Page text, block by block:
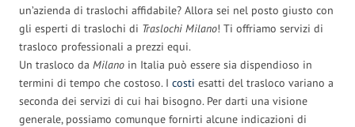
un’azienda di traslochi affidabile? Allora sei nel posto giusto con
gli esperti di traslochi di Traslochi Milano! Ti offriamo servizi di
trasloco professionali a prezzi equi.
Un trasloco da Milano in Italia può essere sia dispendioso in
termini di tempo che costoso. I costi esatti del trasloco variano a
seconda dei servizi di cui hai bisogno. Per darti una visione
generale, possiamo comunque fornirti alcune indicazioni di